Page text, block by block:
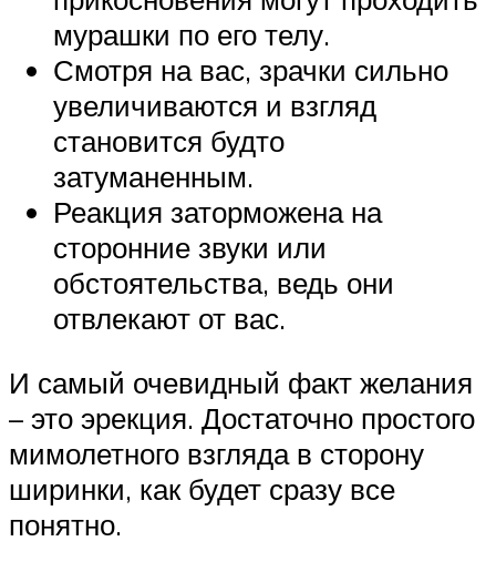
мурашки по его телу.
Смотря на вас, зрачки сильно
увеличиваются и взгляд
становится будто
затуманенным.
Реакция заторможена на
сторонние звуки или
обстоятельства, ведь они
отвлекают от вас.
И самый очевидный факт желания
– это эрекция. Достаточно простого
мимолетного взгляда в сторону
ширинки, как будет сразу все
понятно.